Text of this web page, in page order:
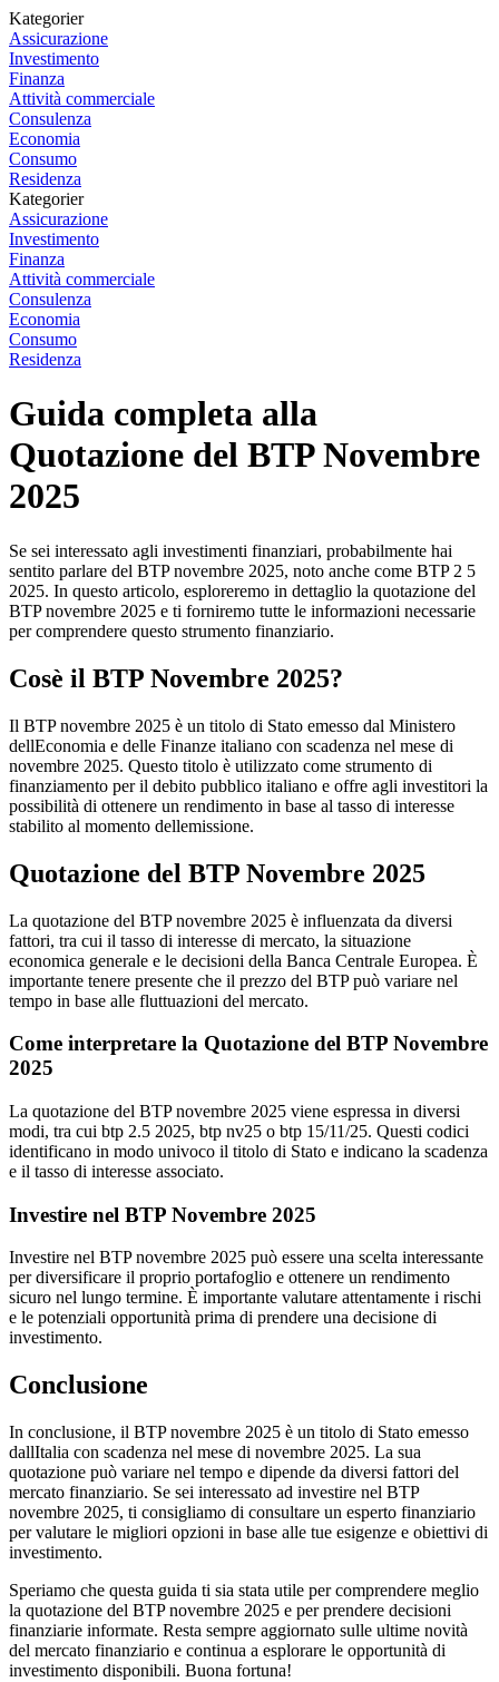
Kategorier
Assicurazione
Investimento
Finanza
Attività commerciale
Consulenza
Economia
Consumo
Residenza
Kategorier
Assicurazione
Investimento
Finanza
Attività commerciale
Consulenza
Economia
Consumo
Residenza
Guida completa alla
Quotazione del BTP Novembre
2025
Se sei interessato agli investimenti finanziari, probabilmente hai
sentito parlare del BTP novembre 2025, noto anche come BTP 2 5
2025. In questo articolo, esploreremo in dettaglio la quotazione del
BTP novembre 2025 e ti forniremo tutte le informazioni necessarie
per comprendere questo strumento finanziario.
Cosè il BTP Novembre 2025?
Il BTP novembre 2025 è un titolo di Stato emesso dal Ministero
dellEconomia e delle Finanze italiano con scadenza nel mese di
novembre 2025. Questo titolo è utilizzato come strumento di
finanziamento per il debito pubblico italiano e offre agli investitori la
possibilità di ottenere un rendimento in base al tasso di interesse
stabilito al momento dellemissione.
Quotazione del BTP Novembre 2025
La quotazione del BTP novembre 2025 è influenzata da diversi
fattori, tra cui il tasso di interesse di mercato, la situazione
economica generale e le decisioni della Banca Centrale Europea. È
importante tenere presente che il prezzo del BTP può variare nel
tempo in base alle fluttuazioni del mercato.
Come interpretare la Quotazione del BTP Novembre
2025
La quotazione del BTP novembre 2025 viene espressa in diversi
modi, tra cui btp 2.5 2025, btp nv25 o btp 15/11/25. Questi codici
identificano in modo univoco il titolo di Stato e indicano la scadenza
e il tasso di interesse associato.
Investire nel BTP Novembre 2025
Investire nel BTP novembre 2025 può essere una scelta interessante
per diversificare il proprio portafoglio e ottenere un rendimento
sicuro nel lungo termine. È importante valutare attentamente i rischi
e le potenziali opportunità prima di prendere una decisione di
investimento.
Conclusione
In conclusione, il BTP novembre 2025 è un titolo di Stato emesso
dallItalia con scadenza nel mese di novembre 2025. La sua
quotazione può variare nel tempo e dipende da diversi fattori del
mercato finanziario. Se sei interessato ad investire nel BTP
novembre 2025, ti consigliamo di consultare un esperto finanziario
per valutare le migliori opzioni in base alle tue esigenze e obiettivi di
investimento.
Speriamo che questa guida ti sia stata utile per comprendere meglio
la quotazione del BTP novembre 2025 e per prendere decisioni
finanziarie informate. Resta sempre aggiornato sulle ultime novità
del mercato finanziario e continua a esplorare le opportunità di
investimento disponibili. Buona fortuna!